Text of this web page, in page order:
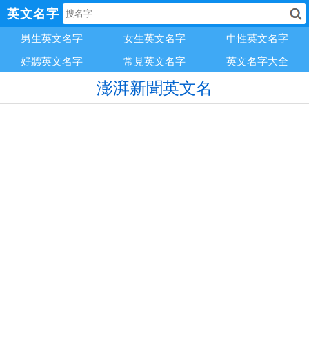
英文名字
男生英文名字 女生英文名字
中性英文名字
好聽英文名字
常見英文名字 英文名字大全
澎湃新聞英文名